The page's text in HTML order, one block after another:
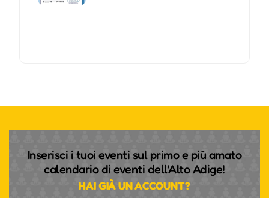
Inserisci i tuoi eventi sul primo e più amato
calendario di eventi dell'Alto Adige!
HAI GIÀ UN ACCOUNT?